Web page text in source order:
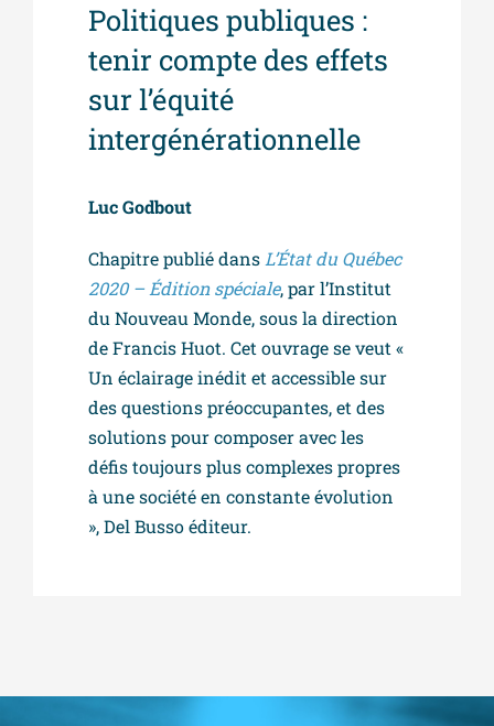
Politiques publiques :
tenir compte des effets
sur l’équité
intergénérationnelle
Luc Godbout
Chapitre publié dans L’État du Québec
2020 – Édition spéciale, par l’Institut
du Nouveau Monde, sous la direction
de Francis Huot. Cet ouvrage se veut «
Un éclairage inédit et accessible sur
des questions préoccupantes, et des
solutions pour composer avec les
défis toujours plus complexes propres
à une société en constante évolution
», Del Busso éditeur.